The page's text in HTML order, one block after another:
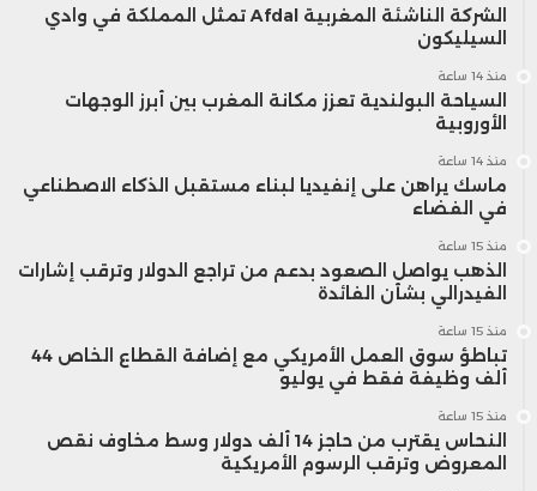
نموها مقارنة بالمنافسين، مع توقع
2030، شريطة عدم تأخر برامج إعادة
الهيكلة.
المتوقع أن يشهد الطلب على
منتجاتها المتخصصة ارتفاعاً، لكن
حجمها الأصغر والتعرض المحدود
لميزانيات الدفاع الأوروبية الأسرع نمواً
قد يقيد النمو. كما تواجه الشركة
الشركة الناشئة المغربية Afdal تمثل المملكة في وادي
السيليكون
منذ 14 ساعة
السياحة البولندية تعزز مكانة المغرب بين أبرز الوجهات
الأوروبية
منذ 14 ساعة
ماسك يراهن على إنفيديا لبناء مستقبل الذكاء الاصطناعي
في الفضاء
منذ 15 ساعة
الذهب يواصل الصعود بدعم من تراجع الدولار وترقب إشارات
الفيدرالي بشأن الفائدة
منذ 15 ساعة
تباطؤ سوق العمل الأمريكي مع إضافة القطاع الخاص 44
ألف وظيفة فقط في يوليو
منذ 15 ساعة
النحاس يقترب من حاجز 14 ألف دولار وسط مخاوف نقص
المعروض وترقب الرسوم الأمريكية